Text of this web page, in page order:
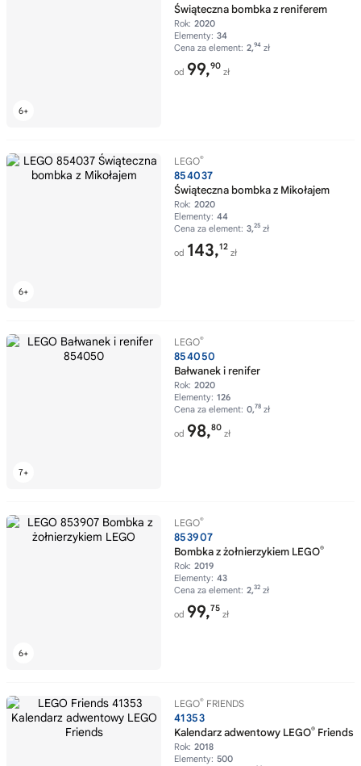
Świąteczna bombka z reniferem
Rok: 2020
Elementy: 34
Cena za element: 2,94 zł
od 99,90
zł
LEGO®
854037
Świąteczna bombka z Mikołajem
Rok: 2020
Elementy: 44
Cena za element: 3,25 zł
od 143,12
zł
LEGO®
854050
Bałwanek i renifer
Rok: 2020
Elementy: 126
Cena za element: 0,78 zł
od 98,80
zł
LEGO®
853907
Bombka z żołnierzykiem LEGO®
Rok: 2019
Elementy: 43
Cena za element: 2,32 zł
od 99,75
zł
LEGO® FRIENDS
41353
Kalendarz adwentowy LEGO® Friends
Rok: 2018
Elementy: 500